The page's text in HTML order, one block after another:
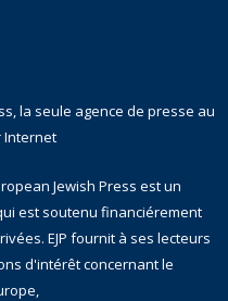
la seule agence de presse au
Internet
Jewish Press est un
est soutenu financiérement
EJP fournit à ses lecteurs
d'intérêt concernant le